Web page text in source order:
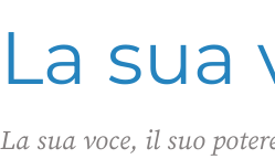
La sua
La sua voce, il suo